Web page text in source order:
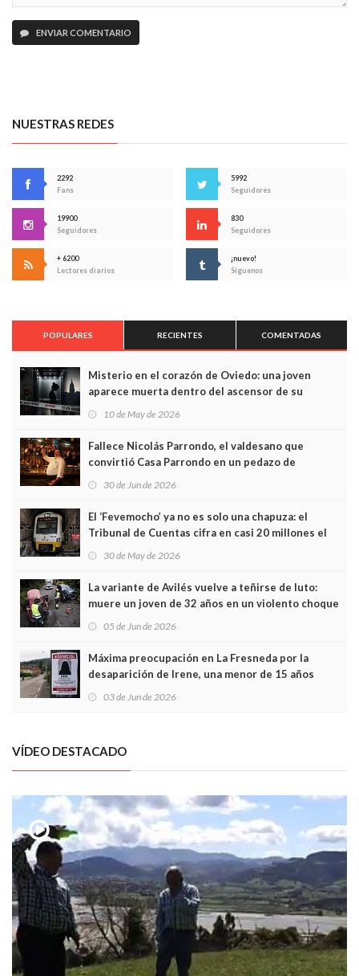
ENVIAR COMENTARIO
NUESTRAS REDES
2292
Fans
5992
Seguidores
19900
Seguidores
830
Seguidores
+ 6200
Lectores diarios
¡nuevo!
Síguenos
POPULARES RECIENTES COMENTADAS
Misterio en el corazón de Oviedo: una joven
aparece muerta dentro del ascensor de su
edificio y las cámaras captan sus últimos minutos
10 de May de 2026
Fallece Nicolás Parrondo, el valdesano que
convirtió Casa Parrondo en un pedazo de
Asturias en Madrid
30 de Jun de 2026
El ‘Fevemocho’ ya no es solo una chapuza: el
Tribunal de Cuentas cifra en casi 20 millones el
sobrecoste de los trenes que no cabían por los
30 de May de 2026
La variante de Avilés vuelve a teñirse de luto:
muere un joven de 32 años en un violento choque
frontal
05 de Jun de 2026
Máxima preocupación en La Fresneda por la
desaparición de Irene, una menor de 15 años
03 de Jun de 2026
VÍDEO DESTACADO